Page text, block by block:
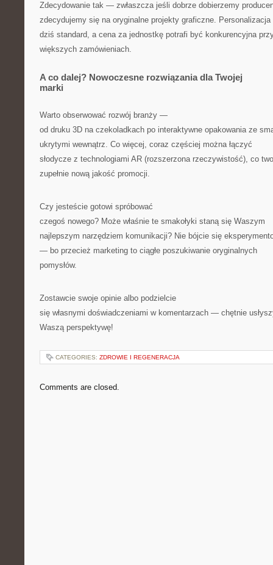
Zdecydowanie tak — zwłaszcza jeśli dobrze dobierzemy
zdecydujemy się na oryginalne projekty graficzne. Personalizacja
dziś standard, a cena za jednostkę potrafi być konkurencyjna
większych zamówieniach.
A co dalej? Nowoczesne rozwiązania dla Twojej
marki
Warto obserwować rozwój branży —
od druku 3D na czekoladkach po interaktywne opakowania ze
ukrytymi wewnątrz. Co więcej, coraz częściej można łączyć
słodycze z technologiami AR (rozszerzona rzeczywistość), co
zupełnie nową jakość promocji.
Czy jesteście gotowi spróbować
czegoś nowego? Może właśnie te smakołyki staną się Waszym
najlepszym narzędziem komunikacji? Nie bójcie się
— bo przecież marketing to ciągłe poszukiwanie oryginalnych
pomysłów.
Zostawcie swoje opinie albo podzielcie
się własnymi doświadczeniami w komentarzach — chętnie
Waszą perspektywę!
CATEGORIES: ZDROWIE I REGENERACJA
Comments are closed.